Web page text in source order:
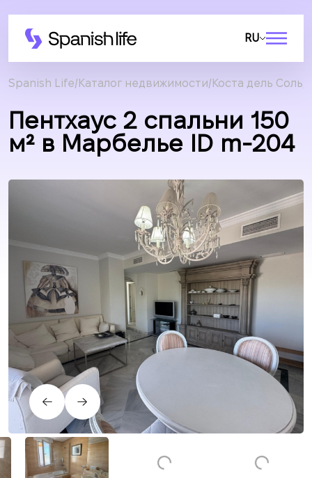
RU
Spanish Life Каталог недвижимости Коста дель Соль
Пентхаус 2 спальни 150
м² в Марбелье ID m-204